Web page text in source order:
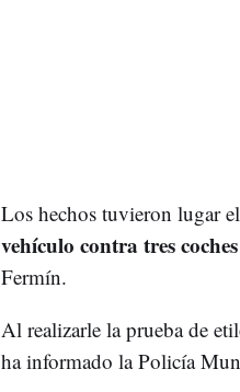
Los hechos tuvieron lugar
vehículo contra tres
Fermín.
Al realizarle la prueba de
ha informado la Policía